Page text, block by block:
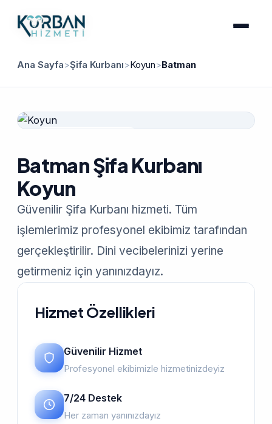
Ana Sayfa>Şifa Kurbanı>Koyun>Batman
Batman Şifa Kurbanı
Koyun
Güvenilir Şifa Kurbanı hizmeti. Tüm
işlemlerimiz profesyonel ekibimiz tarafından
gerçekleştirilir. Dini vecibelerinizi yerine
getirmeniz için yanınızdayız.
Hizmet Özellikleri
Güvenilir Hizmet
Profesyonel ekibimizle hizmetinizdeyiz
7/24 Destek
Her zaman yanınızdayız